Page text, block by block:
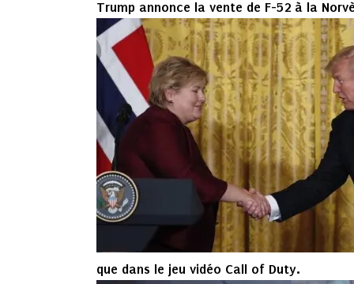
Trump annonce la vente de F-52 à la
que dans le jeu vidéo Call of Duty.